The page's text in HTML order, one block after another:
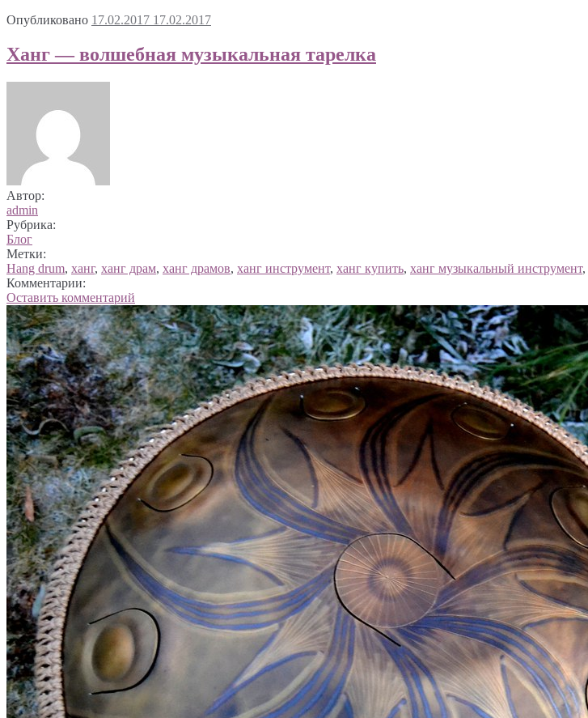
Опубликовано 17.02.2017 17.02.2017
Ханг — волшебная музыкальная тарелка
Автор:
admin
Рубрика:
Блог
Метки:
Hang drum, ханг, ханг драм, ханг драмов, ханг инструмент, ханг купить, ханг музыкальный инструмент,
Комментарии:
Оставить комментарий